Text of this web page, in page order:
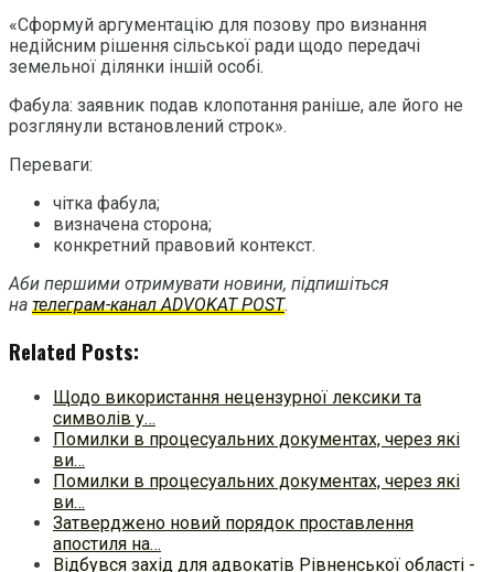
«Сформуй аргументацію для позову про визнання
недійсним рішення сільської ради щодо передачі
земельної ділянки іншій особі.
Фабула: заявник подав клопотання раніше, але його не
розглянули встановлений строк».
Переваги:
чітка фабула;
визначена сторона;
конкретний правовий контекст.
Аби першими отримувати новини, підпишіться
на телеграм-канал ADVOKAT POST.
Related Posts:
Щодо використання нецензурної лексики та
символів у…
Помилки в процесуальних документах, через які
ви…
Помилки в процесуальних документах, через які
ви…
Затверджено новий порядок проставлення
апостиля на…
Відбувся захід для адвокатів Рівненської області -